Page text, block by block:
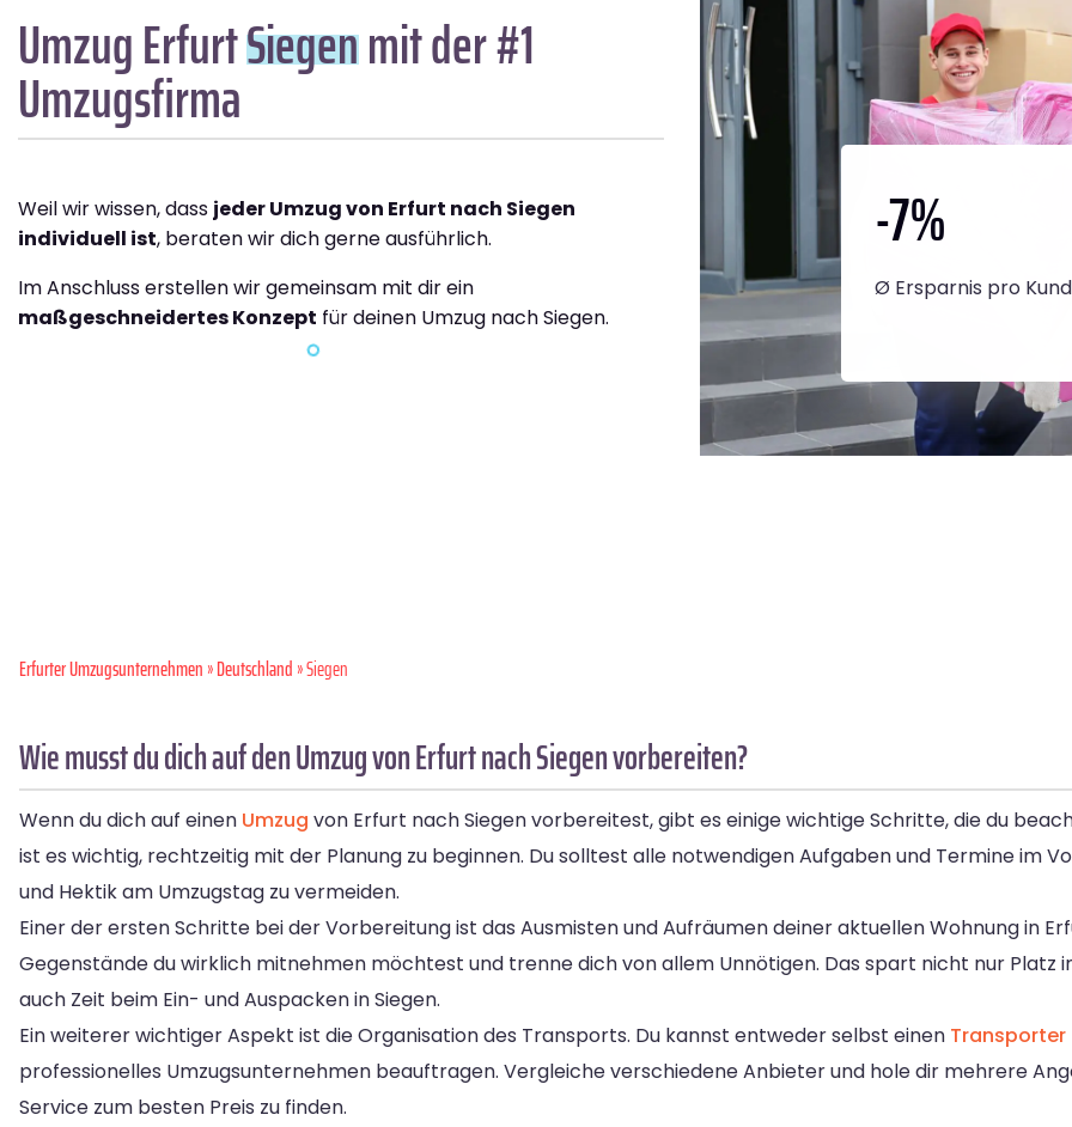
Umzug ErfurtSiegenmit der #1
Umzugsfirma
Weil wir wissen, dass jeder Umzug von Erfurt nach Siegen
individuell ist, beraten wir dich gerne ausführlich.
Im Anschluss erstellen wir gemeinsam mit dir ein
maßgeschneidertes Konzept für deinen Umzug nach Siegen.
-7%
Ø Ersparnis pro
Erfurter Umzugsunternehmen»Deutschland» Siegen
Wie musst du dich auf den Umzug von Erfurt nach Siegen vorbereiten?
Wenn du dich auf einen Umzug von Erfurt nach Siegen vorbereitest, gibt es einige wichtige Schritte, die du
ist es wichtig, rechtzeitig mit der Planung zu beginnen. Du solltest alle notwendigen Aufgaben und Termine im
und Hektik am Umzugstag zu vermeiden.
Einer der ersten Schritte bei der Vorbereitung ist das Ausmisten und Aufräumen deiner aktuellen Wohnung in
Gegenstände du wirklich mitnehmen möchtest und trenne dich von allem Unnötigen. Das spart nicht nur Platz
auch Zeit beim Ein- und Auspacken in Siegen.
Ein weiterer wichtiger Aspekt ist die Organisation des Transports. Du kannst entweder selbst einen
professionelles Umzugsunternehmen beauftragen. Vergleiche verschiedene Anbieter und hole dir mehrere
Service zum besten Preis zu finden.